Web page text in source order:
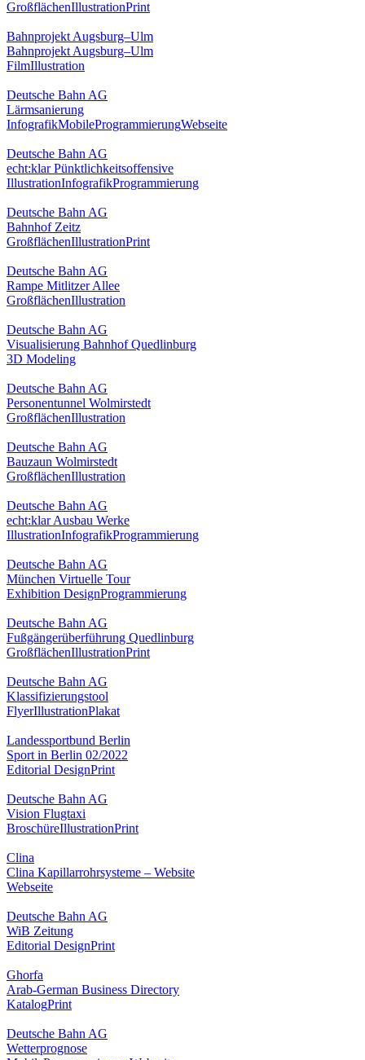
GroßflächenIllustrationPrint
Bahnprojekt Augsburg–Ulm
Bahnprojekt Augsburg–Ulm
FilmIllustration
Deutsche Bahn AG
Lärmsanierung
InfografikMobileProgrammierungWebseite
Deutsche Bahn AG
echt:klar Pünktlichkeitsoffensive
IllustrationInfografikProgrammierung
Deutsche Bahn AG
Bahnhof Zeitz
GroßflächenIllustrationPrint
Deutsche Bahn AG
Rampe Mitlitzer Allee
GroßflächenIllustration
Deutsche Bahn AG
Visualisierung Bahnhof Quedlinburg
3D Modeling
Deutsche Bahn AG
Personentunnel Wolmirstedt
GroßflächenIllustration
Deutsche Bahn AG
Bauzaun Wolmirstedt
GroßflächenIllustration
Deutsche Bahn AG
echt:klar Ausbau Werke
IllustrationInfografikProgrammierung
Deutsche Bahn AG
München Virtuelle Tour
Exhibition DesignProgrammierung
Deutsche Bahn AG
Fußgängerüberführung Quedlinburg
GroßflächenIllustrationPrint
Deutsche Bahn AG
Klassifizierungstool
FlyerIllustrationPlakat
Landessportbund Berlin
Sport in Berlin 02/2022
Editorial DesignPrint
Deutsche Bahn AG
Vision Flugtaxi
BroschüreIllustrationPrint
Clina
Clina Kapillarrohrsysteme – Website
Webseite
Deutsche Bahn AG
WiB Zeitung
Editorial DesignPrint
Ghorfa
Arab-German Business Directory
KatalogPrint
Deutsche Bahn AG
Wetterprognose